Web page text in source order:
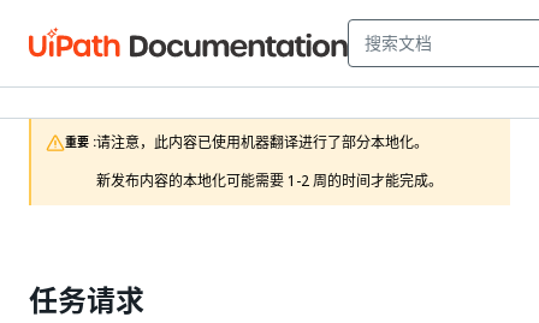
重要 :请注意，此内容已使用机器翻译进行了部分本地化。
新发布内容的本地化可能需要 1-2 周的时间才能完成。
任务请求